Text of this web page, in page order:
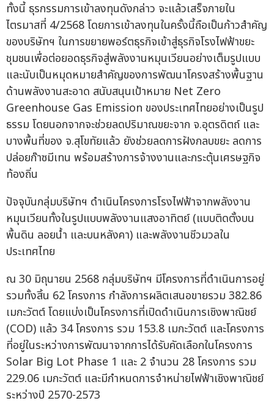
ทั้งนี้ ธุรกรรมการเข้าลงทุนดังกล่าว จะแล้วเสร็จภายใน
ไตรมาสที่ 4/2568 โดยการเข้าลงทุนในครั้งนี้ถือเป็นก้าวสำคัญ
ของบริษัทฯ ในการขยายพอร์ตธุรกิจเข้าสู่ธุรกิจโรงไฟฟ้าขยะ
ชุมชนเพื่อต่อยอดธุรกิจสู่พลังงานหมุนเวียนอย่างเต็มรูปแบบ
และนับเป็นหมุดหมายสำคัญของการพัฒนาโครงสร้างพื้นฐาน
ด้านพลังงานสะอาด สนับสนุนเป้าหมาย Net Zero
Greenhouse Gas Emission ของประเทศไทยอย่างเป็นรูป
ธรรม โดยนอกจากจะช่วยลดปริมาณขยะจาก จ.อุตรดิตถ์ และ
บางพื้นที่ของ จ.สุโขทัยแล้ว ยังช่วยลดการฝังกลบขยะ ลดการ
ปล่อยก๊าซมีเทน พร้อมสร้างการจ้างงานและกระตุ้นเศรษฐกิจ
ท้องถิ่น
ปัจจุบันกลุ่มบริษัทฯ ดำเนินโครงการโรงไฟฟ้าจากพลังงาน
หมุนเวียนทั้งในรูปแบบพลังงานแสงอาทิตย์ (แบบติดตั้งบน
พื้นดิน ลอยน้ำ และบนหลังคา) และพลังงานชีวมวลใน
ประเทศไทย
ณ 30 มิถุนายน 2568 กลุ่มบริษัทฯ มีโครงการที่ดำเนินการอยู่
รวมทั้งสิ้น 62 โครงการ กำลังการผลิตเสนอขายรวม 382.86
เมกะวัตต์ โดยแบ่งเป็นโครงการที่เปิดดำเนินการเชิงพาณิชย์
(COD) แล้ว 34 โครงการ รวม 153.8 เมกะวัตต์ และโครงการ
ที่อยู่ในระหว่างการพัฒนาจากการได้รับคัดเลือกในโครงการ
Solar Big Lot Phase 1 และ 2 จำนวน 28 โครงการ รวม
229.06 เมกะวัตต์ และมีกำหนดการจำหน่ายไฟฟ้าเชิงพาณิชย์
ระหว่างปี 2570-2573